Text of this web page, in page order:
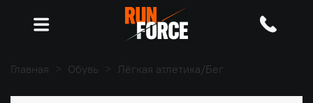
Главная Обувь Лёгкая атлетика/Бег